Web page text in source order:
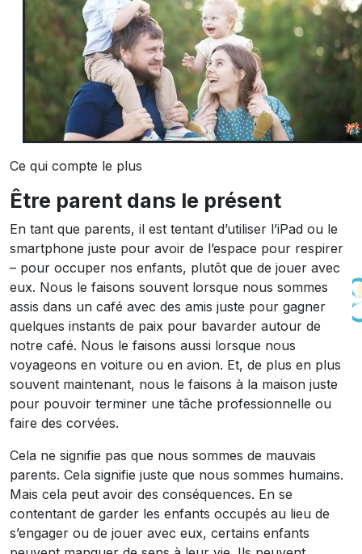
Ce qui compte le plus
Être parent dans le présent
En tant que parents, il est tentant d’utiliser l’iPad ou le
smartphone juste pour avoir de l’espace pour respirer
– pour occuper nos enfants, plutôt que de jouer avec
eux. Nous le faisons souvent lorsque nous sommes
assis dans un café avec des amis juste pour gagner
quelques instants de paix pour bavarder autour de
notre café. Nous le faisons aussi lorsque nous
voyageons en voiture ou en avion. Et, de plus en plus
souvent maintenant, nous le faisons à la maison juste
pour pouvoir terminer une tâche professionnelle ou
faire des corvées.
Cela ne signifie pas que nous sommes de mauvais
parents. Cela signifie juste que nous sommes humains.
Mais cela peut avoir des conséquences. En se
contentant de garder les enfants occupés au lieu de
s’engager ou de jouer avec eux, certains enfants